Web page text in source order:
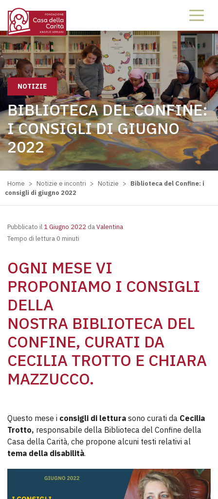
NOTIZIE
BIBLIOTECA DEL CONFINE:
I CONSIGLI DI GIUGNO
2022
Home > Notizie e incontri > Notizie > Biblioteca del Confine: i
consigli di giugno 2022
Pubblicato il 1 Giugno 2022 daValentina
Tempo di lettura 0 minuti
OGNI MESE VI
PROPONIAMO I CONSIGLI
DELLA
NOSTRA BIBLIOTECA DEL
CONFINE, CURATI DA
CECILIA TROTTO E CHIARA
MAZZUCCO.
Questo mese i consigli di lettura sono curati da Cecilia
Trotto, responsabile della Biblioteca del Confine della
Casa della Carità, che propone alcuni testi relativi al
tema della disabilità.